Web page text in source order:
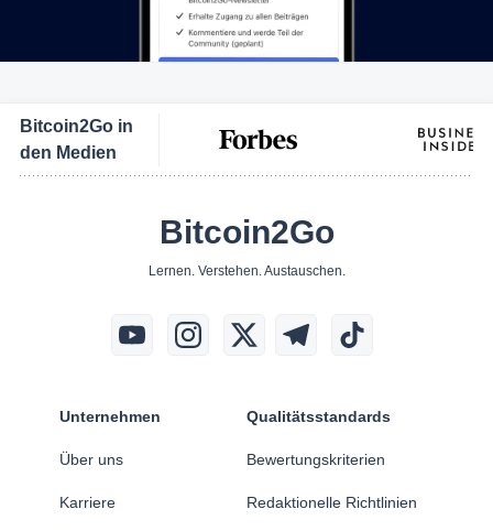
Bitcoin2Go in
den Medien
Bitcoin2Go
Lernen. Verstehen. Austauschen.
Unternehmen
Über uns
Karriere
Qualitätsstandards
Bewertungskriterien
Redaktionelle Richtlinien